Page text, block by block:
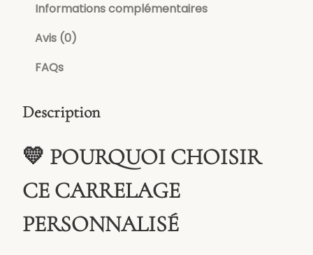
a
r
e
a
e
Informations complémentaires
Avis (0)
FAQs
Description
💛 POURQUOI CHOISIR
CE CARRELAGE
PERSONNALISÉ